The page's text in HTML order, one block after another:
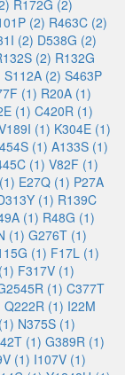
R172G (2)
(2) R463C (2)
(2) D538G (2)
(2) R132G
S112A (2) S463P
(1) R20A (1)
(1) C420R (1)
(1) K304E (1)
(1) A133S (1)
(1) V82F (1)
E27Q (1) P27A
(1) R139C
(1) R48G (1)
(1) G276T (1)
(1) F17L (1)
F317V (1)
(1) C377T
Q222R (1) I22M
N375S (1)
(1) G389R (1)
(1) I107V (1)